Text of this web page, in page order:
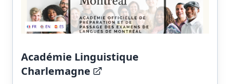
Académie Linguistique
Charlemagne